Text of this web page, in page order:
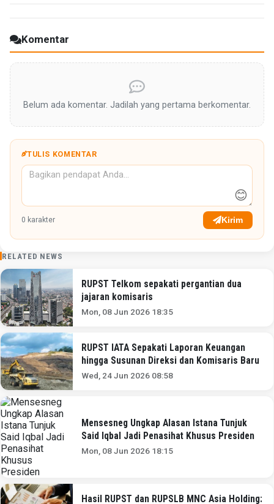
Komentar
Belum ada komentar. Jadilah yang pertama berkomentar.
TULIS KOMENTAR
😊
0 karakter Kirim
RELATED NEWS
RUPST Telkom sepakati pergantian dua
jajaran komisaris
Mon, 08 Jun 2026 18:35
RUPST IATA Sepakati Laporan Keuangan
hingga Susunan Direksi dan Komisaris Baru
Wed, 24 Jun 2026 08:58
Mensesneg Ungkap Alasan Istana Tunjuk
Said Iqbal Jadi Penasihat Khusus Presiden
Mon, 08 Jun 2026 18:15
Hasil RUPST dan RUPSLB MNC Asia Holding: